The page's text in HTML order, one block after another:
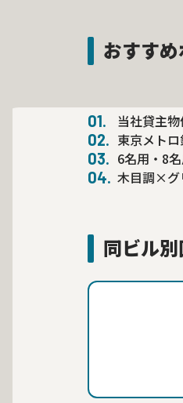
おすす
当社貸主物
東京メト
6名用・8
木目調×グ
同ビル